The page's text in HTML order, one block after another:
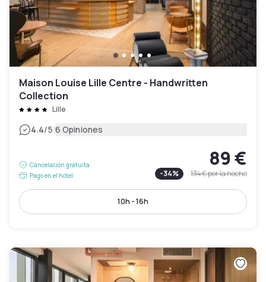
Maison Louise Lille Centre - Handwritten
Collection
Lille
4.4/5|6 Opiniones
Cancelación gratuita
Pago en el hotel
89 €
-34% 134 €por la noche
10h - 16h